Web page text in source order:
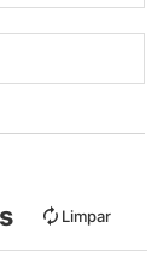
Limpar